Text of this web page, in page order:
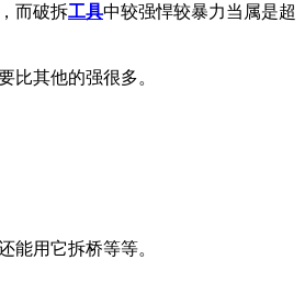
而破拆工具中较强悍较暴力当属是超
比其他的强很多。
能用它拆桥等等。